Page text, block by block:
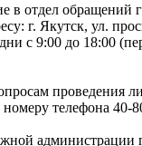
в отдел обращений
г. Якутск, ул.
с 9:00 до 18:00
проведения
телефона 40-
администрации